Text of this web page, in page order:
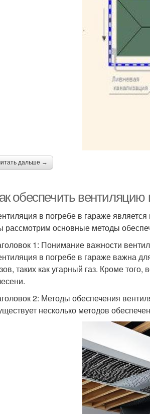
дальше →
обеспечить вентиляцию
в погребе в гараже
рассмотрим основные методы
1: Понимание важности
в погребе в гараже важна
таких как угарный газ. Кроме
2: Методы обеспечения
несколько методов